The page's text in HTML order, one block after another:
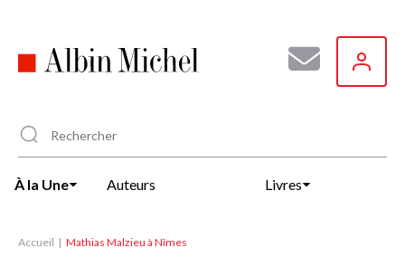
principal
À la Une Auteurs Livres
Accueil Mathias Malzieu à Nîmes